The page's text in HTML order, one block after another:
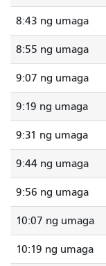
8:43 ng umaga
8:55 ng umaga
9:07 ng umaga
9:19 ng umaga
9:31 ng umaga
9:44 ng umaga
9:56 ng umaga
10:07 ng umaga
10:19 ng umaga